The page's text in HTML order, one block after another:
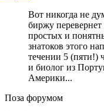
Вот никогда не
биржу перевернет
простых и
знатоков этого
течении 5 (пяти!)
и биолог из
Америки...
Поза форумом